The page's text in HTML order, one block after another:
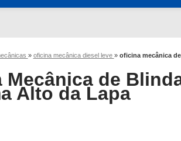
» oficina mecânica diesel leve » oficina mecânica
Mecânica de
Alto da Lapa